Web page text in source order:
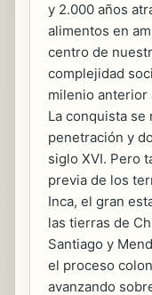
y 2.000 años
alimentos en
centro de
complejidad
milenio anterior
La conquista
penetración y
siglo XVI. Pero
previa de los
Inca, el gran
las tierras de
Santiago y
el proceso
avanzando